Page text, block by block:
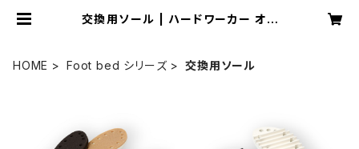
交換用ソール | ハードワーカー オフ
HOME Foot bed シリーズ 交換用ソール